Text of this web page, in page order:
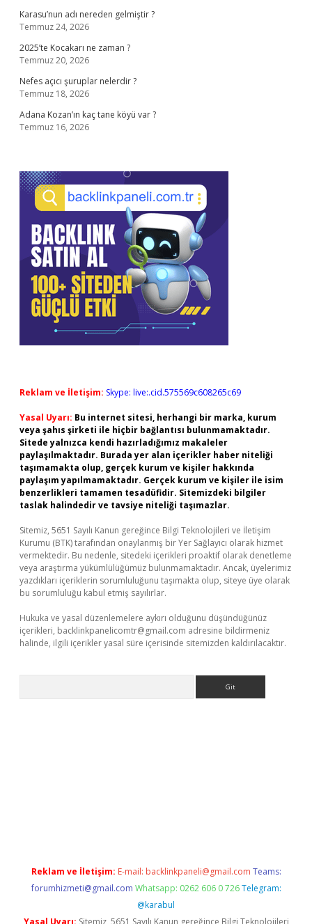
Karasu’nun adı nereden gelmiştir ?
Temmuz 24, 2026
2025’te Kocakarı ne zaman ?
Temmuz 20, 2026
Nefes açıcı şuruplar nelerdir ?
Temmuz 18, 2026
Adana Kozan’ın kaç tane köyü var ?
Temmuz 16, 2026
Reklam ve İletişim: Skype: live:.cid.575569c608265c69
Yasal Uyarı: Bu internet sitesi, herhangi bir marka, kurum
veya şahıs şirketi ile hiçbir bağlantısı bulunmamaktadır.
Sitede yalnızca kendi hazırladığımız makaleler
paylaşılmaktadır. Burada yer alan içerikler haber niteliği
taşımamakta olup, gerçek kurum ve kişiler hakkında
paylaşım yapılmamaktadır. Gerçek kurum ve kişiler ile isim
benzerlikleri tamamen tesadüfidir. Sitemizdeki bilgiler
taslak halindedir ve tavsiye niteliği taşımazlar.
Sitemiz, 5651 Sayılı Kanun gereğince Bilgi Teknolojileri ve İletişim
Kurumu (BTK) tarafından onaylanmış bir Yer Sağlayıcı olarak hizmet
vermektedir. Bu nedenle, sitedeki içerikleri proaktif olarak denetleme
veya araştırma yükümlülüğümüz bulunmamaktadır. Ancak, üyelerimiz
yazdıkları içeriklerin sorumluluğunu taşımakta olup, siteye üye olarak
bu sorumluluğu kabul etmiş sayılırlar.
Hukuka ve yasal düzenlemelere aykırı olduğunu düşündüğünüz
içerikleri, backlinkpanelicomtr@gmail.com adresine bildirmeniz
halinde, ilgili içerikler yasal süre içerisinde sitemizden kaldırılacaktır.
Reklam ve İletişim: E-mail: backlinkpaneli@gmail.com Teams:
forumhizmeti@gmail.com Whatsapp: 0262 606 0 726 Telegram:
@karabul
Yasal Uyarı: Sitemiz, 5651 Sayılı Kanun gereğince Bilgi Teknolojileri